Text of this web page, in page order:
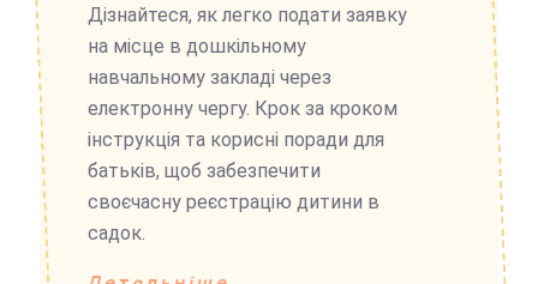
Дізнайтеся, як легко подати заявку
на місце в дошкільному
навчальному закладі через
електронну чергу. Крок за кроком
інструкція та корисні поради для
батьків, щоб забезпечити
своєчасну реєстрацію дитини в
садок.